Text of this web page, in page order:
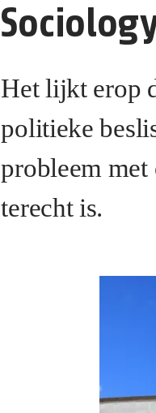
Het lijkt erop
politieke
probleem met
terecht is.